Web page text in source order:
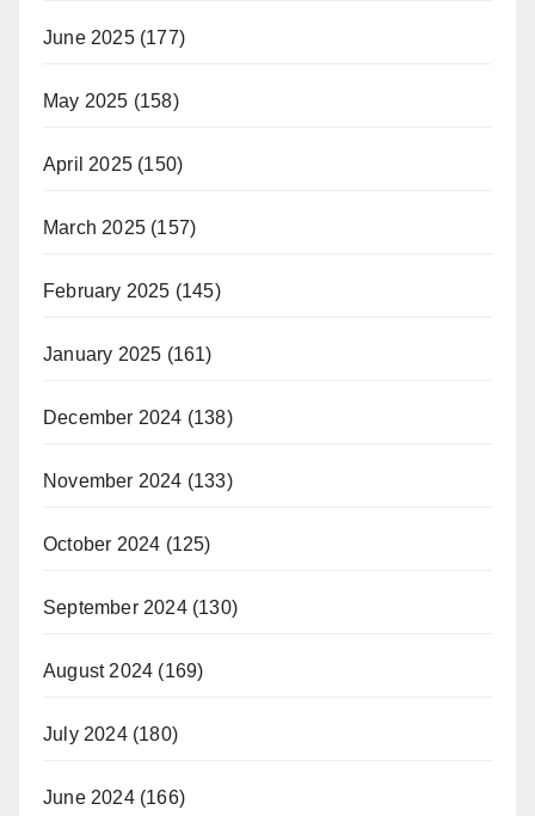
June 2025(177)
May 2025 (158)
April 2025 (150)
March 2025 (157)
February 2025 (145)
January 2025 (161)
December 2024 (138)
November 2024 (133)
October 2024 (125)
September 2024(130)
August 2024 (169)
July 2024(180)
June 2024(166)